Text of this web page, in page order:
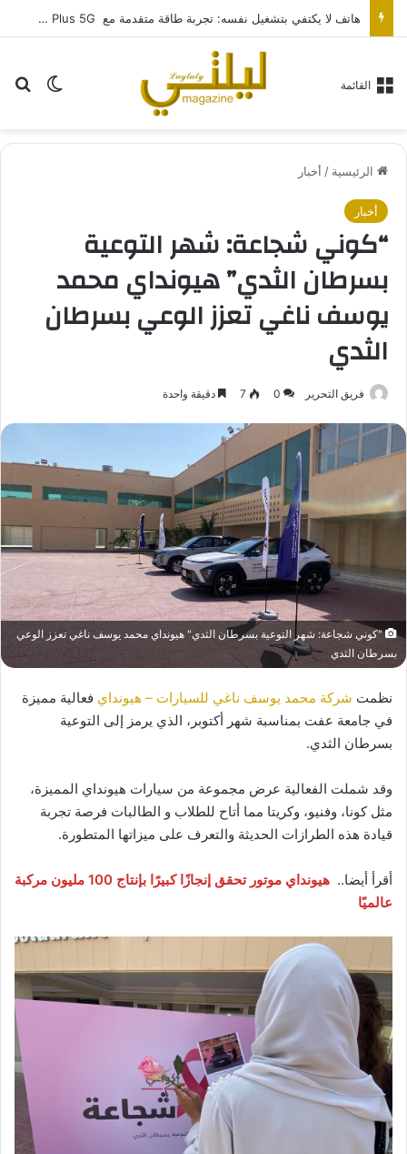
هاتف لا يكتفي بتشغيل نفسه: تجربة طاقة متقدمة مع HONOR X7e Plus 5G
الوضع القائمة
الرئيسية / أخبار
أخبار
“كوني شجاعة: شهر التوعية
بسرطان الثدي” هيونداي محمد
يوسف ناغي تعزز الوعي بسرطان
الثدي
فريق التحرير 0
7 دقيقة واحدة
"كوني شجاعة: شهر التوعية بسرطان الثدي" هيونداي محمد يوسف ناغي تعزز الوعي
بسرطان الثدي
نظمت شركة محمد يوسف ناغي للسيارات – هيونداي فعالية مميزة
في جامعة عفت بمناسبة شهر أكتوبر، الذي يرمز إلى التوعية
بسرطان الثدي.
وقد شملت الفعالية عرض مجموعة من سيارات هيونداي المميزة،
مثل كونا، وفنيو، وكريتا مما أتاح للطلاب و الطالبات فرصة تجربة
قيادة هذه الطرازات الحديثة والتعرف على ميزاتها المتطورة.
أقرأ أيضا..
هيونداي موتور تحقق إنجازًا كبيرًا بإنتاج 100 مليون مركبة
عالميًا